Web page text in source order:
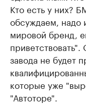
Кто есть у них?
обсуждаем, надо
мировой бренд,
завода не будет
которые уже
"Автоторе".